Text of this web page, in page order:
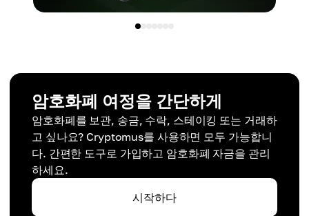
암호화폐 여정을 간단하게
암호화폐를 보관, 송금, 수락, 스테이킹 또는 거래하
고 싶나요? Cryptomus를 사용하면 모두 가능합니
다. 간편한 도구로 가입하고 암호화폐 자금을 관리
하세요.
시작하다